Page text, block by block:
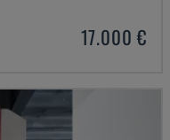
17.000 €